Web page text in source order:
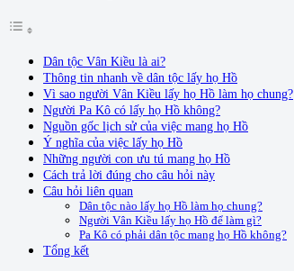
Dân tộc Vân Kiều là ai?
Thông tin nhanh về dân tộc lấy họ Hồ
Vì sao người Vân Kiều lấy họ Hồ làm họ chung?
Người Pa Kô có lấy họ Hồ không?
Nguồn gốc lịch sử của việc mang họ Hồ
Ý nghĩa của việc lấy họ Hồ
Những người con ưu tú mang họ Hồ
Cách trả lời đúng cho câu hỏi này
Câu hỏi liên quan
Dân tộc nào lấy họ Hồ làm họ chung?
Người Vân Kiều lấy họ Hồ để làm gì?
Pa Kô có phải dân tộc mang họ Hồ không?
Tổng kết